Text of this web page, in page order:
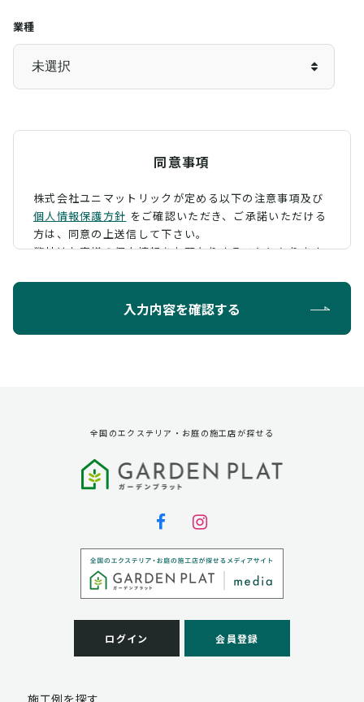
業種
同意事項
株式会社ユニマットリックが定める以下の注意事項及び
個人情報保護方針 をご確認いただき、 ご承諾いただける
方は、同意の上送信して下さい。
弊社はお客様の個人情報をお預かりすることになります
ように定め、保護に努めております。
第三者への提供
弊社は法律で定められている場合を除いて、お客様の個
個人情報の取扱い業務の委託
弊社は事業運営上、お客様により良いサービスを提供す
るために業務の一部を外部に委託しており、業務委託先
客様には、貴殿の個人情報の利用目的の通知、開示、訂
入力内容を確認する
全国のエクステリア・お庭の施工店が探せる
ログイン 会員登録
施工例を探す